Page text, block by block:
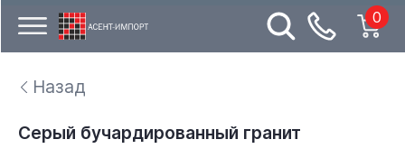
0
Назад
Серый бучардированный гранит